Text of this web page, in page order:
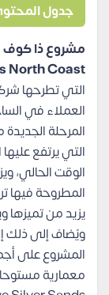
جدول
North Coast
التي تطرحها
العملاء في
المرحلة
التي يرتفع
الوقت الحالي،
المطروحة فيها
يزيد من تميزها
ويُضاف إلى ذلك
المشروع على